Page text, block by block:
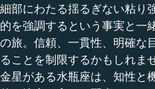
部にわたる揺るぎない粘り
を強調するという事実と
旅。信頼、一貫性、明確
ことを制限するかもしれま
星がある水瓶座は、知性と